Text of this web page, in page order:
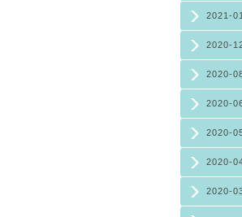
2021-
2020-
2020-
2020-
2020-
2020-
2020-